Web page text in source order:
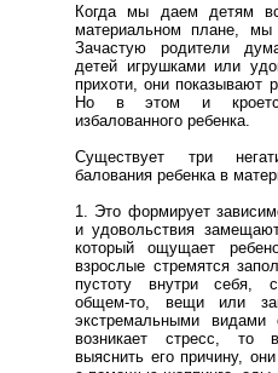
Когда мы даем детям
материальном плане,
Зачастую родители
детей игрушками или
прихоти, они показывают
Но в этом и
избалованного ребенка.
Существует три
балования ребенка в
1. Это формирует
и удовольствия
который ощущает
взрослые стремятся
пустоту внутри себя,
общем-то, вещи или
экстремальными
возникает стресс, то
выяснить его причину,